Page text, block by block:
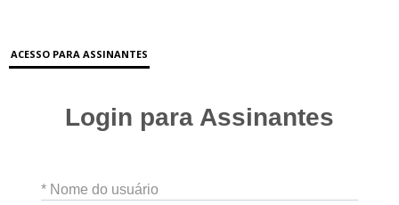
ACESSO PARA ASSINANTES
Login para Assinantes
* Nome do usuário